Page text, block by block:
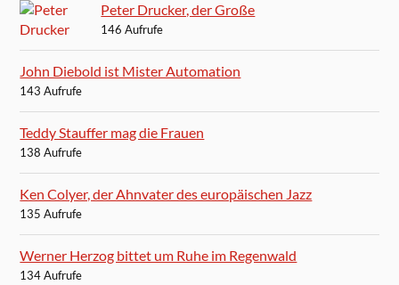
Peter Drucker, der Große
146 Aufrufe
John Diebold ist Mister Automation
143 Aufrufe
Teddy Stauffer mag die Frauen
138 Aufrufe
Ken Colyer, der Ahnvater des europäischen Jazz
135 Aufrufe
Werner Herzog bittet um Ruhe im Regenwald
134 Aufrufe